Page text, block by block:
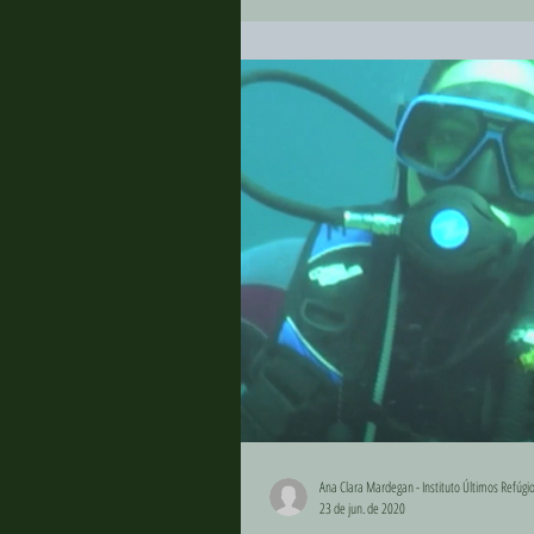
Ana Clara Mardegan - Instituto Últimos
23 de jun. de 2020